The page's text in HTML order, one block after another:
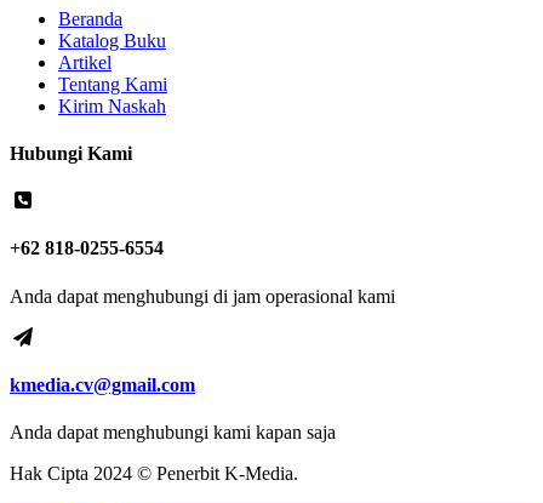
Beranda
Katalog Buku
Artikel
Tentang Kami
Kirim Naskah
Hubungi Kami
+62 818-0255-6554
Anda dapat menghubungi di jam operasional kami
kmedia.cv@gmail.com
Anda dapat menghubungi kami kapan saja
Hak Cipta 2024 © Penerbit K-Media.